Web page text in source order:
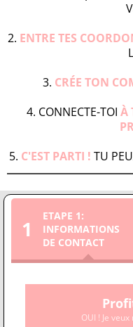
2. ENTRE TES
3. CRÉE TON
4. CONNECTE-TOI À
5. C'EST PARTI ! TU
1
ETAPE 1:
INFORMATIONS
DE CONTACT
OUI ! Je